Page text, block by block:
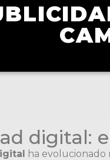
digital:
ha evolucionado